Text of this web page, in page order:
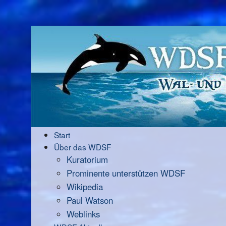
Start
Über das WDSF
Kuratorium
Prominente unterstützen WDSF
Wikipedia
Paul Watson
Weblinks